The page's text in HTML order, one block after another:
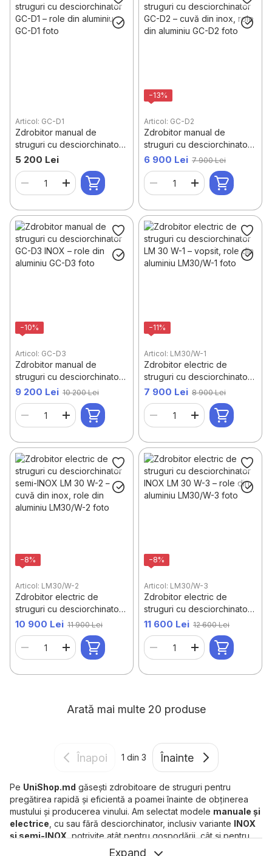
Articol: GC-D1
Zdrobitor manual de
struguri cu desciorchinator
GC-D1 – role din aluminiu
5 200 Lei
−13%
Articol: GC-D2
Zdrobitor manual de
struguri cu desciorchinator
GC-D2 – cuvă din inox, role
din aluminiu
6 900 Lei 7 900 Lei
−10%
Articol: GC-D3
Zdrobitor manual de
struguri cu desciorchinator
GC-D3 INOX – role din
aluminiu
9 200 Lei 10 200 Lei
−11%
Articol: LM30/W-1
Zdrobitor electric de
struguri cu desciorchinator
LM 30 W-1 – vopsit, role din
aluminiu
7 900 Lei 8 900 Lei
−8%
Articol: LM30/W-2
Zdrobitor electric de
struguri cu desciorchinator
semi-INOX LM 30 W-2 –
cuvă din inox, role din
aluminiu
10 900 Lei 11 900 Lei
−8%
Articol: LM30/W-3
Zdrobitor electric de
struguri cu desciorchinator
INOX LM 30 W-3 – role din
aluminiu
11 600 Lei 12 600 Lei
Arată mai multe 20 produse
Înapoi 1 din 3 Înainte
Pe UniShop.md găsești zdrobitoare de struguri pentru
pregătirea rapidă și eficientă a poamei înainte de obținerea
mustului și producerea vinului. Am selectat modele manuale și
electrice , cu sau fără desciorchinator, inclusiv variante INOX
și semi-INOX, potrivite atât pentru gospodării, cât și pentru
producători care procesează cantități mai mari de struguri.
Expand